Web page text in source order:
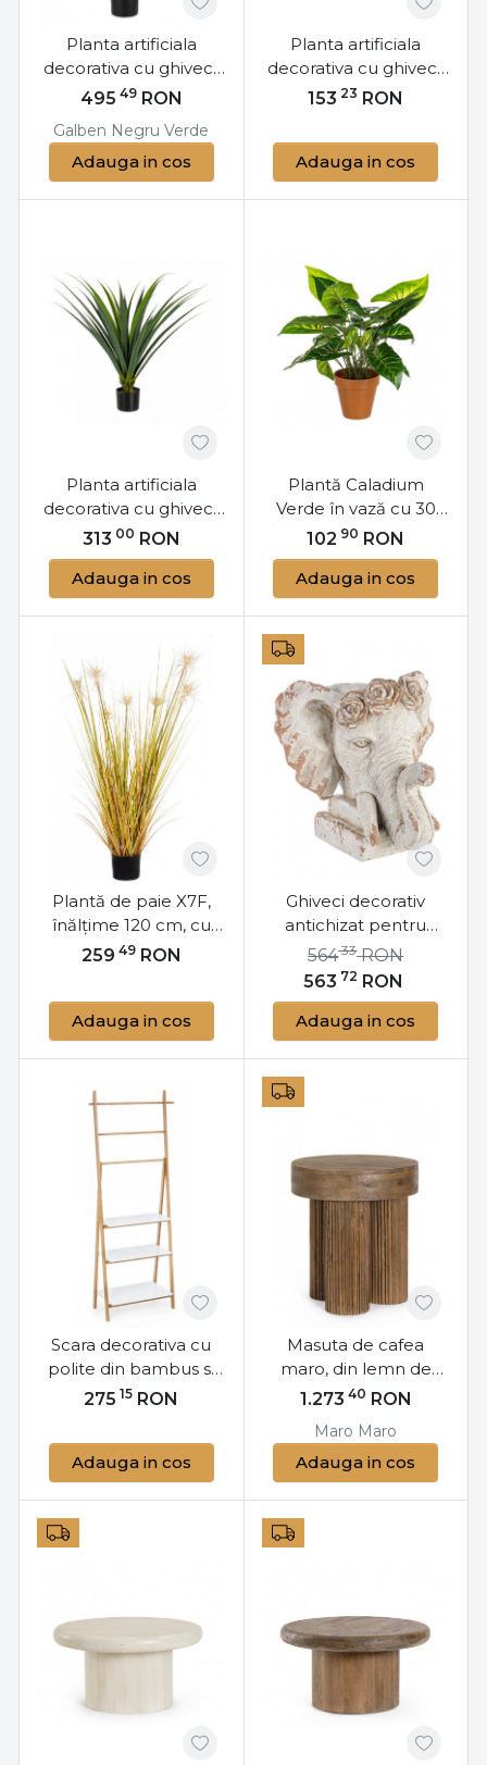
Planta artificiala
decorativa cu ghiveci,
115 cm, Lemon
495 49 RON
Galben Negru Verde
Adauga in cos
Planta artificiala
decorativa cu ghiveci,
45 cm, Fern Bizzotto
153 23 RON
Adauga in cos
Planta artificiala
decorativa cu ghiveci,
90 cm, Ruscaceae
Bizzotto
313 00 RON
Adauga in cos
Plantă Caladium
Verde în vază cu 30
frunze H45cm,
Bizzotto
102 90 RON
Adauga in cos
Plantă de paie X7F,
înălțime 120 cm, cu
vas, Desserto Bizzotto
259 49 RON
Adauga in cos
Ghiveci decorativ
antichizat pentru
exterior gri din
magneziu, Elephant
Bizzotto
563 72 RON
56433 RON
Adauga in cos
Scara decorativa cu
polite din bambus si
MDF, 53 cm, Audrey
275 15 RON
Adauga in cos
Masuta de cafea
maro, din lemn de
mango, Ø 45 cm,
1.273 40 RON
Maro Maro
Adauga in cos